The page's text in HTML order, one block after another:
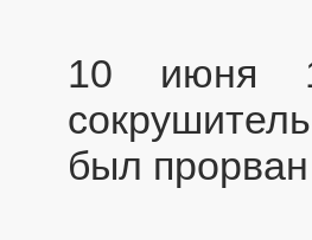
10 июня
был